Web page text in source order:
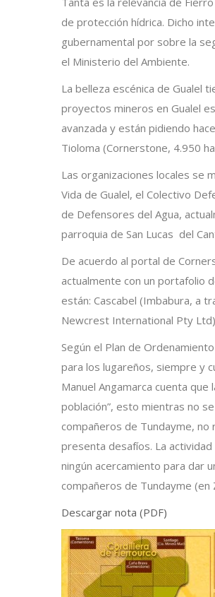
de protección hídrica. Dicho
gubernamental por sobre la
el Ministerio del Ambiente.
La belleza escénica de Gualel
proyectos mineros en Gualel
avanzada y están pidiendo
Tioloma (Cornerstone, 4.950
Las organizaciones locales se
Vida de Gualel, el Colectivo
de Defensores del Agua,
parroquia de San Lucas del
De acuerdo al portal de
actualmente con un portafolio
están: Cascabel (Imbabura, a
Newcrest International Pty
Según el Plan de
para los lugareños, siempre y
Manuel Angamarca cuenta
población”, esto mientras no
compañeros de Tundayme, no
presenta desafíos. La
ningún acercamiento para dar
compañeros de Tundayme (en
Descargar nota (PDF)